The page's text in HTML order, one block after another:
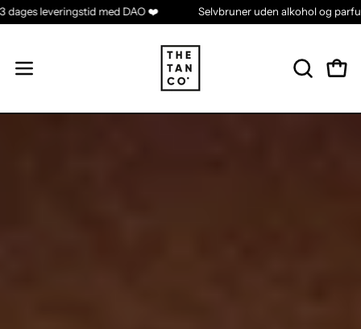
1-3 dages leveringstid med DAO ❤️ Selvbruner uden alkohol